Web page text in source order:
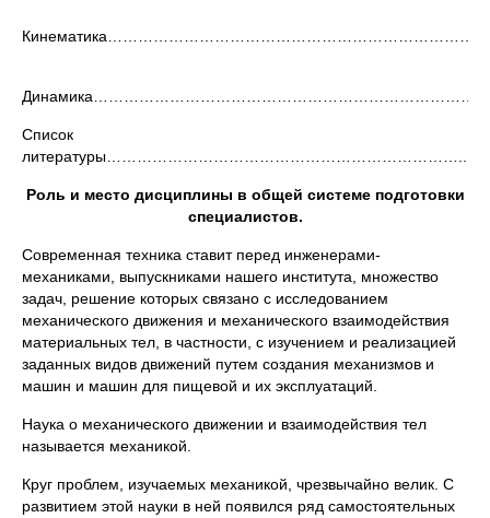
Список
литературы……………………………………………………………...47
Роль и место дисциплины в общей системе подготовки
специалистов.
Современная техника ставит перед инженерами-
механиками, выпускниками нашего института, множество
задач, решение которых связано с исследованием
механического движения и механического взаимодействия
материальных тел, в частности, с изучением и реализацией
заданных видов движений путем создания механизмов и
машин и машин для пищевой и их эксплуатаций.
Наука о механического движении и взаимодействия тел
называется механикой.
Круг проблем, изучаемых механикой, чрезвычайно велик. С
развитием этой науки в ней появился ряд самостоятельных